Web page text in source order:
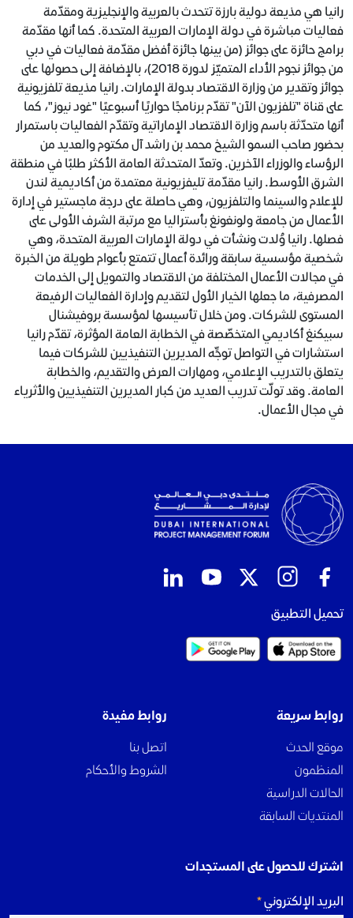
رانيا هي مذيعة دولية بارزة تتحدث بالعربية والإنجليزية ومقدّمة
فعاليات مباشرة في دولة الإمارات العربية المتحدة. كما أنها مقدّمة
برامج حائزة على جوائز (من بينها جائزة أفضل مقدّمة فعاليات في دبي
من جوائز نجوم الأداء المتميّز لدورة 2018)، بالإضافة إلى حصولها على
جوائز وتقدير من وزارة الاقتصاد بدولة الإمارات. رانيا مذيعة تلفزيونية
على قناة "تلفزيون الآن" تقدّم برنامجًا حواريًا أسبوعيًا "غود نيوز"، كما
أنها متحدّثة باسم وزارة الاقتصاد الإماراتية وتقدّم الفعاليات باستمرار
بحضور صاحب السمو الشيخ محمد بن راشد آل مكتوم والعديد من
الرؤساء والوزراء الآخرين. وتعدّ المتحدثة العامة الأكثر طلبًا في منطقة
الشرق الأوسط. رانيا مقدّمة تليفزيونية معتمدة من أكاديمية لندن
للإعلام والسينما والتلفزيون، وهي حاصلة على درجة ماجستير في إدارة
الأعمال من جامعة ولونغونغ بأستراليا مع مرتبة الشرف الأولى على
فصلها. رانيا وُلدت ونشأت في دولة الإمارات العربية المتحدة، وهي
شخصية مؤسسية سابقة ورائدة أعمال تتمتع بأعوام طويلة من الخبرة
في مجالات الأعمال المختلفة من الاقتصاد والتمويل إلى الخدمات
المصرفية، ما جعلها الخيار الأول لتقديم وإدارة الفعاليات الرفيعة
المستوى للشركات. ومن خلال تأسيسها لمؤسسة بروفيشنال
سبيكنغ أكاديمي المتخصّصة في الخطابة العامة المؤثرة، تقدّم رانيا
استشارات في التواصل توجِّه المديرين التنفيذيين للشركات فيما
يتعلق بالتدريب الإعلامي، ومهارات العرض والتقديم، والخطابة
العامة. وقد تولّت تدريب العديد من كبار المديرين التنفيذيين والأثرياء
في مجال الأعمال.
تحميل التطبيق
روابط سريعة
موقع الحدث
المنظمون
الحالات الدراسية
المنتديات السابقة
روابط مفيدة
اتصل بنا
الشروط والأحكام
اشترك للحصول على المستجدات
البريد الإلكتروني